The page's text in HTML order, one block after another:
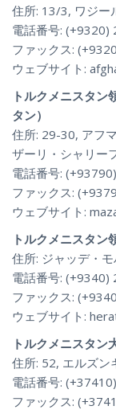
住所: 13/3, ワジー
電話番号:
ファックス:
ウェブサイト:
トルクメニスタン
タン）
住所: 29-30, アフ
ザーリ・シャリー
電話番号:
ファックス:
ウェブサイト:
トルクメニスタン
住所: ジャッデ・
電話番号:
ファックス:
ウェブサイト:
トルクメニスタン
住所: 52, エルズン
電話番号:
ファックス: